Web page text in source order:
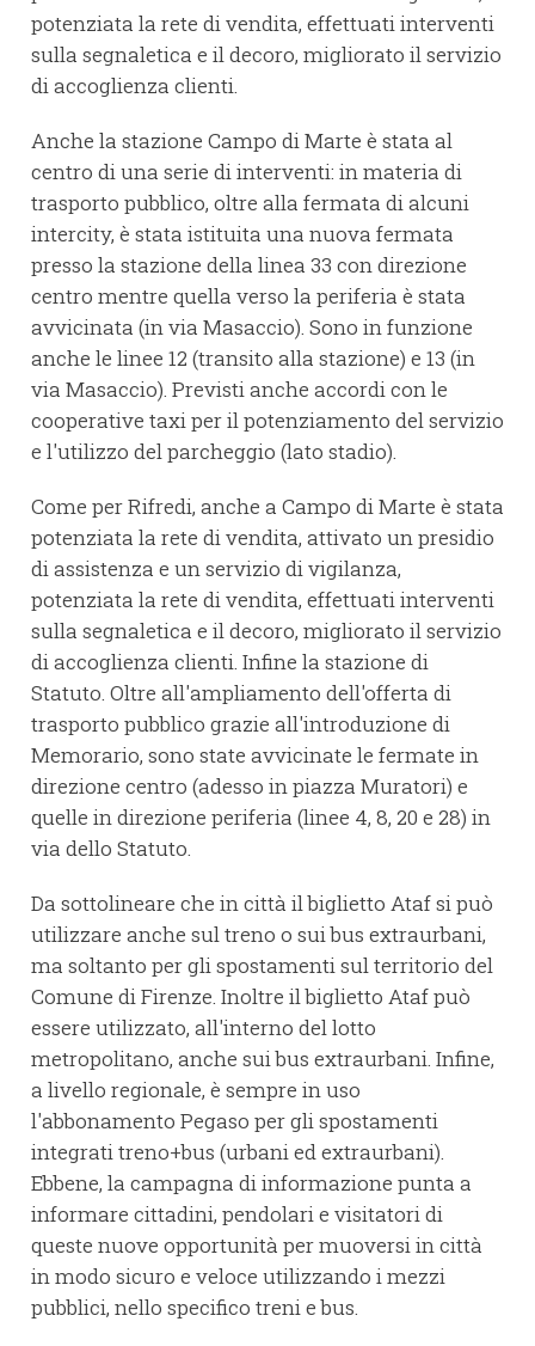
potenziata la rete di vendita, effettuati interventi
sulla segnaletica e il decoro, migliorato il servizio
di accoglienza clienti.
Anche la stazione Campo di Marte è stata al
centro di una serie di interventi: in materia di
trasporto pubblico, oltre alla fermata di alcuni
intercity, è stata istituita una nuova fermata
presso la stazione della linea 33 con direzione
centro mentre quella verso la periferia è stata
avvicinata (in via Masaccio). Sono in funzione
anche le linee 12 (transito alla stazione) e 13 (in
via Masaccio). Previsti anche accordi con le
cooperative taxi per il potenziamento del servizio
e l'utilizzo del parcheggio (lato stadio).
Come per Rifredi, anche a Campo di Marte è stata
potenziata la rete di vendita, attivato un presidio
di assistenza e un servizio di vigilanza,
potenziata la rete di vendita, effettuati interventi
sulla segnaletica e il decoro, migliorato il servizio
di accoglienza clienti. Infine la stazione di
Statuto. Oltre all'ampliamento dell'offerta di
trasporto pubblico grazie all'introduzione di
Memorario, sono state avvicinate le fermate in
direzione centro (adesso in piazza Muratori) e
quelle in direzione periferia (linee 4, 8, 20 e 28) in
via dello Statuto.
Da sottolineare che in città il biglietto Ataf si può
utilizzare anche sul treno o sui bus extraurbani,
ma soltanto per gli spostamenti sul territorio del
Comune di Firenze. Inoltre il biglietto Ataf può
essere utilizzato, all'interno del lotto
metropolitano, anche sui bus extraurbani. Infine,
a livello regionale, è sempre in uso
l'abbonamento Pegaso per gli spostamenti
integrati treno+bus (urbani ed extraurbani).
Ebbene, la campagna di informazione punta a
informare cittadini, pendolari e visitatori di
queste nuove opportunità per muoversi in città
in modo sicuro e veloce utilizzando i mezzi
pubblici, nello specifico treni e bus.